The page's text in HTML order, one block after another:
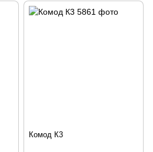
Комод К3